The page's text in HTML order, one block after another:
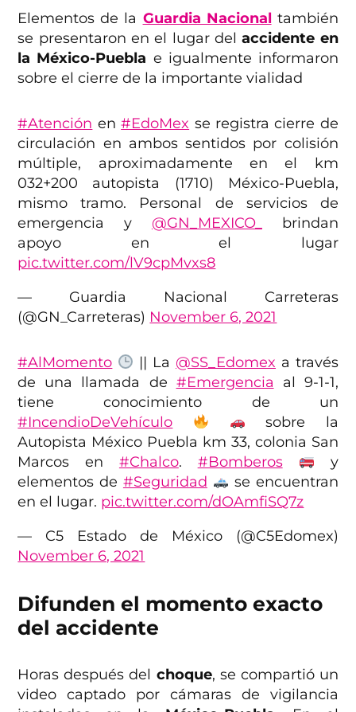
Elementos de la Guardia Nacional también
se presentaron en el lugar delaccidente en
la México-Puebla e igualmente informaron
sobre el cierre de la importante vialidad
#Atención en#EdoMex se registra cierre de
circulación en ambos sentidos por colisión
múltiple, aproximadamente en el km
032+200 autopista (1710) México-Puebla,
mismo tramo. Personal de servicios de
emergencia y @GN_MEXICO_
brindan
apoyo en el lugar
pic.twitter.com/lV9cpMvxs8
— Guardia Nacional Carreteras
(@GN_Carreteras) November 6, 2021
#AlMomento || La @SS_Edomex a través
de una llamada de #Emergencia al 9-1-1,
tiene conocimiento de un
#IncendioDeVehículo
sobre la
Autopista México Puebla km 33, colonia San
Marcos en #Chalco. #Bomberos
y
elementos de #Seguridad
se encuentran
en el lugar. pic.twitter.com/dOAmfiSQ7z
— C5 Estado de México (@C5Edomex)
November 6, 2021
Difunden el momento exacto
del accidente
Horas después del choque, se compartió un
video captado por cámaras de vigilancia